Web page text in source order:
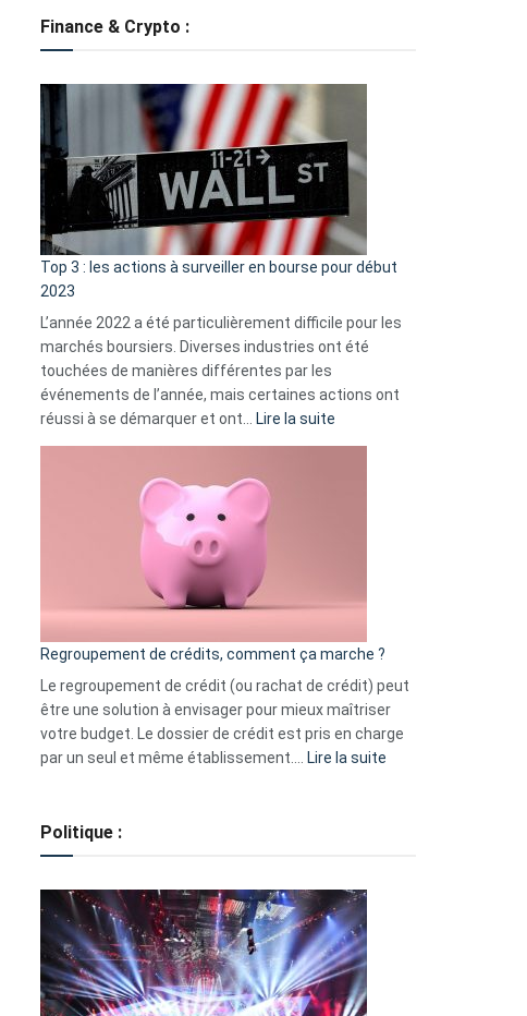
tondeuses
démarrage
courants
et
guide
d’auto-
assistance
Finance & Crypto :
Top 3 : les actions à surveiller en bourse pour début
2023
L’année 2022 a été particulièrement difficile pour les
marchés boursiers. Diverses industries ont été
touchées de manières différentes par les
événements de l’année, mais certaines actions ont
réussi à se démarquer et ont…
Lire la suite
en
pour
début
2023
Regroupement de crédits, comment ça marche ?
Le regroupement de crédit (ou rachat de crédit) peut
être une solution à envisager pour mieux maîtriser
votre budget. Le dossier de crédit est pris en charge
par un seul et même établissement.…
Lire la suite
Politique :